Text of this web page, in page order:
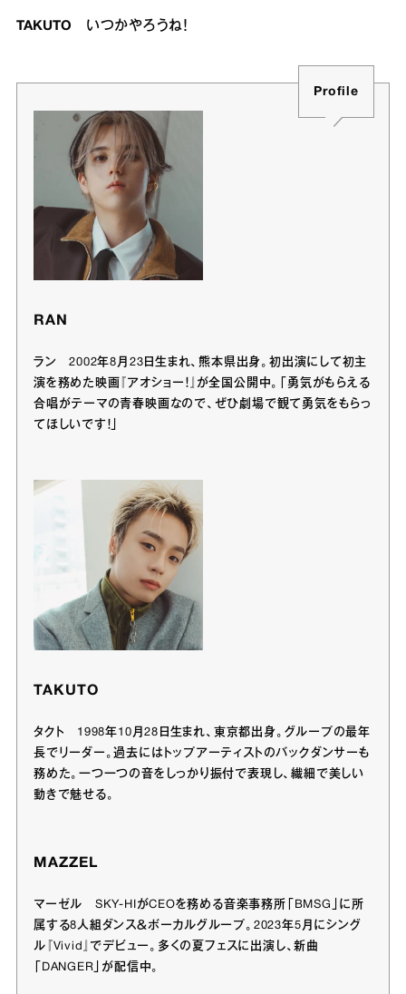
TAKUTO いつかやろうね！
Profile
RAN
ラン 2002年8月23日生まれ、熊本県出身。初出演にして初主
演を務めた映画『アオショー！』が全国公開中。「勇気がもらえる
合唱がテーマの青春映画なので、ぜひ劇場で観て勇気をもらっ
てほしいです！」
TAKUTO
タクト 1998年10月28日生まれ、東京都出身。グループの最年
長でリーダー。過去にはトップアーティストのバックダンサーも
務めた。一つ一つの音をしっかり振付で表現し、繊細で美しい
動きで魅せる。
MAZZEL
マーゼル SKY-HIがCEOを務める音楽事務所「BMSG」に所
属する8人組ダンス＆ボーカルグループ。2023年5月にシング
ル『Vivid』でデビュー。多くの夏フェスに出演し、新曲
「DANGER」が配信中。